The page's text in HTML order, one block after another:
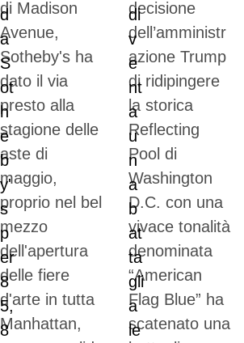
di Madison
Avenue,
Sotheby's ha
dato il via
presto alla
stagione delle
aste di
maggio,
proprio nel bel
mezzo
dell'apertura
delle fiere
d'arte in tutta
Manhattan,
decisione
dell’amministr
azione Trump
di ridipingere
la storica
Reflecting
Pool di
Washington
D.C. con una
vivace tonalità
denominata
“American
Flag Blue” ha
scatenato una